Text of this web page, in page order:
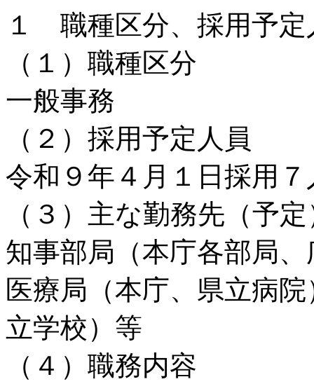
１ 職種区分、採用予定
（１）職種区分
一般事務
（２）採用予定人員
令和９年４月１日採用７
（３）主な勤務先（予
知事部局（本庁各部局
医療局（本庁、県立病
立学校）等
（４）職務内容